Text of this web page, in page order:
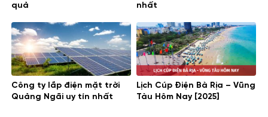
quả
nhất
Công ty lắp điện mặt trời
Quảng Ngãi uy tín nhất
Lịch Cúp Điện Bà Rịa – Vũng
Tàu Hôm Nay [2025]